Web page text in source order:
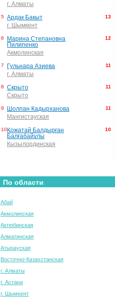
г. Алматы
5 Ардак Бакыт
г. Шымкент
13
6
Марина Степановна
Пилипенко
Акмолинская
12
7
Гульнара Азиева
г. Алматы
11
8
Скрыто
Скрыто
11
9
Шолпан Кадырханова
Мангистауская
11
10Қожатай Балдырған
Балғабайұлы
Кызылординская
10
По области
Абай
Акмолинская
Актюбинская
Алматинская
Атырауская
Восточно-Казахстанская
г. Алматы
г. Астана
г. Шымкент